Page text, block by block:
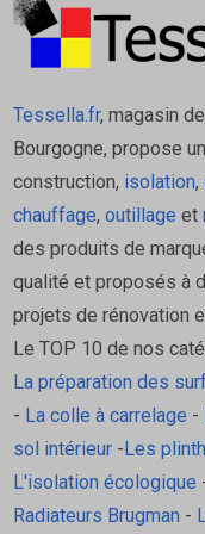
Température
Vitesse de
mm en 7
Plage de
°C selon la
Conforme
15651-2,
Avantages
Anti-
BioBlock®,
Très
importants
Tessella.fr, magasin
Bourgogne, propose
construction, isolation,
chauffage, outillage et
des produits de
qualité et proposés à
projets de rénovation
Le TOP 10 de nos
La préparation des
- La colle à carrelage -
sol intérieur- Les
L'isolation écologique
Radiateurs Brugman -